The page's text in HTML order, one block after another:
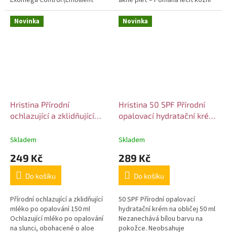
Shower Oil) - 500 ml Zklidňující a
čisticí sprchový olej...
problémy - zarudnutí, nerovný
povrch pleti, akné, pigmentové
skvrny,...
Novinka
Hristina Přírodní
ochlazující a zklidňující
Skladem
249 Kč
Do košíku
Přírodní ochlazující a zklidňující
mléko po opalování 150 ml
Ochlazující mléko po opalování
na slunci, obohacené o aloe
Novinka
Hristina 50 SPF Přírodní
opalovací hydratační krém
Skladem
289 Kč
Do košíku
50 SPF Přírodní opalovací
hydratační krém na obličej 50 ml
Nezanechává bílou barvu na
pokožce. Neobsahuje